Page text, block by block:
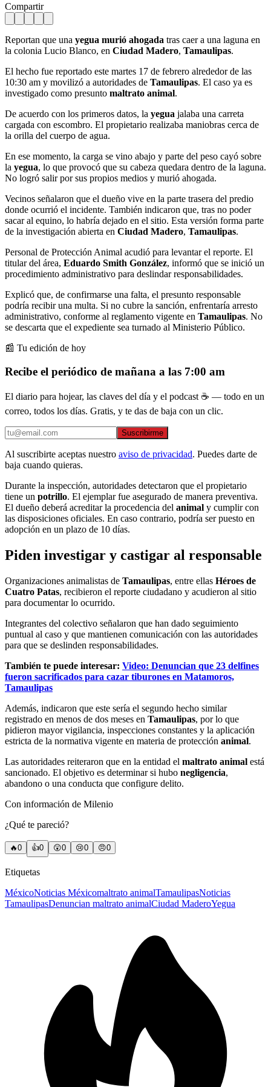
Compartir
Reportan que una yegua murió ahogada tras caer a una laguna en
la colonia Lucio Blanco, en Ciudad Madero, Tamaulipas.
El hecho fue reportado este martes 17 de febrero alrededor de las
10:30 am y movilizó a autoridades de Tamaulipas. El caso ya es
investigado como presunto maltrato animal.
De acuerdo con los primeros datos, la yegua jalaba una carreta
cargada con escombro. El propietario realizaba maniobras cerca de
la orilla del cuerpo de agua.
En ese momento, la carga se vino abajo y parte del peso cayó sobre
la yegua, lo que provocó que su cabeza quedara dentro de la laguna.
No logró salir por sus propios medios y murió ahogada.
Vecinos señalaron que el dueño vive en la parte trasera del predio
donde ocurrió el incidente. También indicaron que, tras no poder
sacar al equino, lo habría dejado en el sitio. Esta versión forma parte
de la investigación abierta en Ciudad Madero, Tamaulipas.
Personal de Protección Animal acudió para levantar el reporte. El
titular del área, Eduardo Smith González, informó que se inició un
procedimiento administrativo para deslindar responsabilidades.
Explicó que, de confirmarse una falta, el presunto responsable
podría recibir una multa. Si no cubre la sanción, enfrentaría arresto
administrativo, conforme al reglamento vigente en Tamaulipas. No
se descarta que el expediente sea turnado al Ministerio Público.
📰 Tu edición de hoy
Recibe el periódico de mañana a las 7:00 am
El diario para hojear, las claves del día y el podcast ☕ — todo en un
correo, todos los días. Gratis, y te das de baja con un clic.
Suscribirme
Al suscribirte aceptas nuestro aviso de privacidad. Puedes darte de
baja cuando quieras.
Durante la inspección, autoridades detectaron que el propietario
tiene un potrillo. El ejemplar fue asegurado de manera preventiva.
El dueño deberá acreditar la procedencia del animal y cumplir con
las disposiciones oficiales. En caso contrario, podría ser puesto en
adopción en un plazo de 10 días.
Piden investigar y castigar al responsable
Organizaciones animalistas de Tamaulipas, entre ellas Héroes de
Cuatro Patas, recibieron el reporte ciudadano y acudieron al sitio
para documentar lo ocurrido.
Integrantes del colectivo señalaron que han dado seguimiento
puntual al caso y que mantienen comunicación con las autoridades
para que se deslinden responsabilidades.
También te puede interesar: Video: Denuncian que 23 delfines
fueron sacrificados para cazar tiburones en Matamoros,
Tamaulipas
Además, indicaron que este sería el segundo hecho similar
registrado en menos de dos meses en Tamaulipas, por lo que
pidieron mayor vigilancia, inspecciones constantes y la aplicación
estricta de la normativa vigente en materia de protección animal.
Las autoridades reiteraron que en la entidad el maltrato animal está
sancionado. El objetivo es determinar si hubo negligencia,
abandono o una conducta que configure delito.
Con información de Milenio
¿Qué te pareció?
🔥0 👍0 😲0 😢0 😠0
Etiquetas
MéxicoNoticias Méxicomaltrato animalTamaulipasNoticias
TamaulipasDenuncian maltrato animalCiudad MaderoYegua